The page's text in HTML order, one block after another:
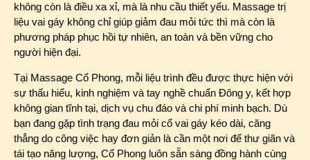
không còn là điều xa xỉ, mà là nhu cầu thiết yếu. Massage trị
liệu vai gáy không chỉ giúp giảm đau mỏi tức thì mà còn là
phương pháp phục hồi tự nhiên, an toàn và bền vững cho
người hiện đại.
Tại Massage Cổ Phong, mỗi liệu trình đều được thực hiện với
sự thấu hiểu, kinh nghiệm và tay nghề chuẩn Đông y, kết hợp
không gian tĩnh tại, dịch vụ chu đáo và chi phí minh bạch. Dù
bạn đang gặp tình trạng đau mỏi cổ vai gáy kéo dài, căng
thẳng do công việc hay đơn giản là cần một nơi để thư giãn và
tái tạo năng lượng, Cổ Phong luôn sẵn sàng đồng hành cùng